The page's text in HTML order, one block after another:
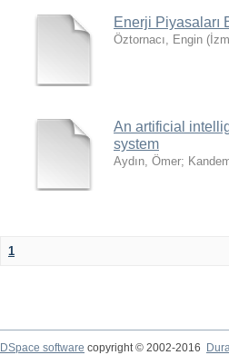
Enerji Piyasaları
Öztornacı, Engin (
An artificial
system
Aydın, Ömer;
1
DSpace software copyright © 2002-2016